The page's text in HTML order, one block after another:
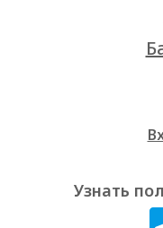
Узнать